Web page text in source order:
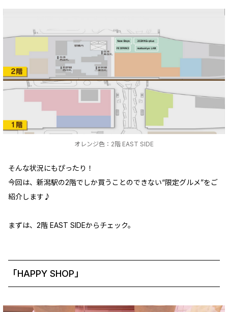
オレンジ色：2階 EAST SIDE
そんな状況にもぴったり！
今回は、新潟駅の2階でしか買うことのできない“限定グルメ”をご
紹介します♪
まずは、2階 EAST SIDEからチェック。
「HAPPY SHOP」